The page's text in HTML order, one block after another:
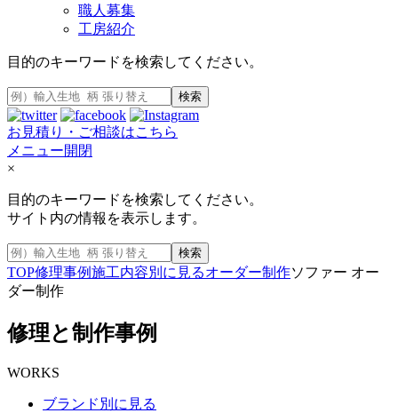
職人募集
工房紹介
目的のキーワードを検索してください。
検索
お見積り・ご相談はこちら
メニュー開閉
×
目的のキーワードを検索してください。
サイト内の情報を表示します。
検索
TOP修理事例施工内容別に見るオーダー制作ソファー オー
ダー制作
修理と制作事例
WORKS
ブランド別に見る